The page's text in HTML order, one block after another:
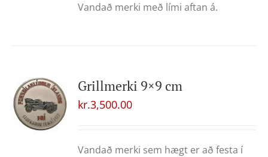
Vandað merki með lími aftan á.
Grillmerki 9×9 cm
kr.3,500.00
Vandað merki sem hægt er að festa í